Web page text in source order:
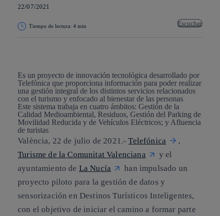
22/07/2021
Tiempo de lectura: 4 min Escuchar
Es un proyecto de innovación tecnológica desarrollado por
Telefónica que proporciona información para poder realizar
una gestión integral de los distintos servicios relacionados
con el turismo y enfocado al bienestar de las personas
Este sistema trabaja en cuatro ámbitos: Gestión de la
Calidad Medioambiental, Residuos, Gestión del Parking de
Movilidad Reducida y de Vehículos Eléctricos; y Afluencia
de turistas
València, 22 de julio de 2021.- Telefónica
,
Turisme de la Comunitat Valenciana
y el
ayuntamiento de La Nucía
han impulsado un
proyecto piloto para la gestión de datos y
sensorización en Destinos Turísticos Inteligentes,
con el objetivo de iniciar el camino a formar parte